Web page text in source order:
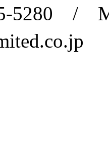
5280 /